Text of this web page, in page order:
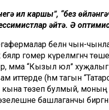
җил каршы”, “без
әйтә. Ә
белән чын-
бәяләр гомер күрелмәгәнчә
әмма “Кызыл юл”
(һәм тагын
кына төзеп булмый, моның
башлаганчы биргән